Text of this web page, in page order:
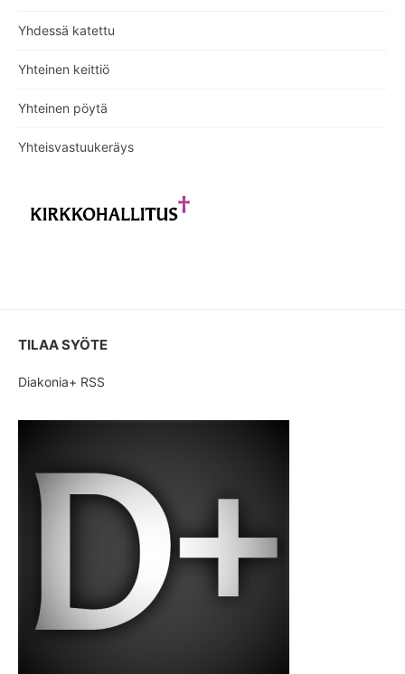
Yhdessä katettu
Yhteinen keittiö
Yhteinen pöytä
Yhteisvastuukeräys
TILAA SYÖTE
Diakonia+ RSS